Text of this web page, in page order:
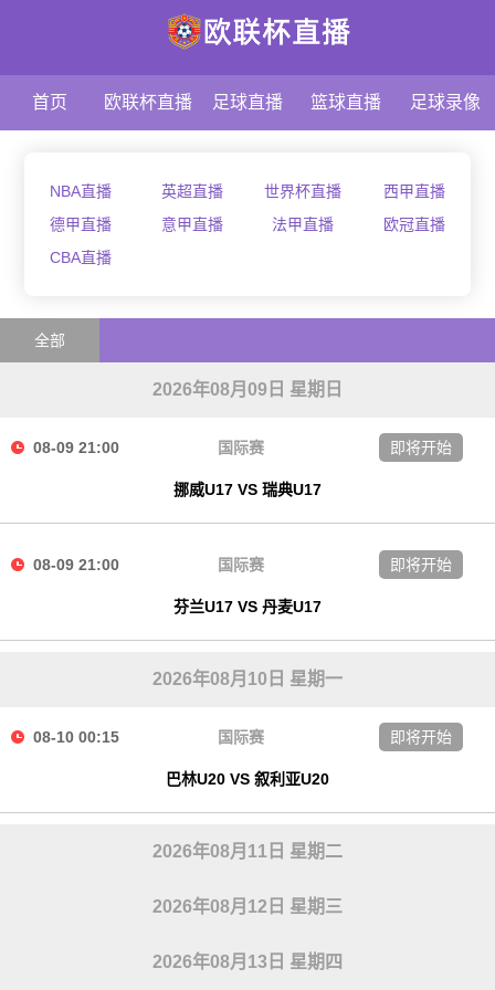
首页 欧联杯直播 足球直播 篮球直播 足球录像
NBA直播 英超直播 世界杯直播
西甲直播
德甲直播
意甲直播 法甲直播
欧冠直播
CBA直播
全部
2026年08月09日 星期日
08-09 21:00 国际赛
挪威U17 VS 瑞典U17
即将开始
08-09 21:00 国际赛
芬兰U17 VS 丹麦U17
即将开始
2026年08月10日 星期一
08-10 00:15 国际赛
巴林U20 VS 叙利亚U20
即将开始
2026年08月11日 星期二
2026年08月12日 星期三
2026年08月13日 星期四